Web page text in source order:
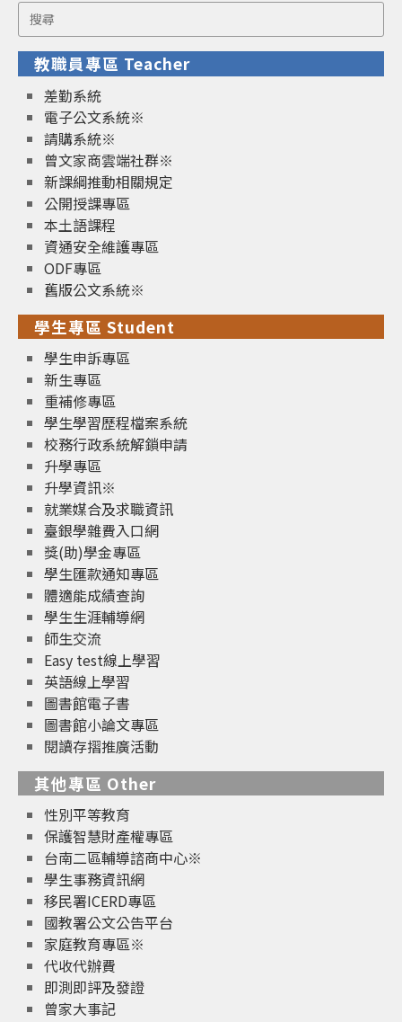
Search
for:
教職員專區 Teacher
差勤系統
電子公文系統※
請購系統※
曾文家商雲端社群※
新課綱推動相關規定
公開授課專區
本土語課程
資通安全維護專區
ODF專區
舊版公文系統※
學生專區 Student
學生申訴專區
新生專區
重補修專區
學生學習歷程檔案系統
校務行政系統解鎖申請
升學專區
升學資訊※
就業媒合及求職資訊
臺銀學雜費入口網
獎(助)學金專區
學生匯款通知專區
體適能成績查詢
學生生涯輔導網
師生交流
Easy test線上學習
英語線上學習
圖書館電子書
圖書館小論文專區
閱讀存摺推廣活動
其他專區 Other
性別平等教育
保護智慧財產權專區
台南二區輔導諮商中心※
學生事務資訊網
移民署ICERD專區
國教署公文公告平台
家庭教育專區※
代收代辦費
即測即評及發證
曾家大事記